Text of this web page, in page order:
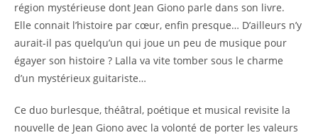
région mystérieuse dont Jean Giono parle dans son livre.
Elle connait l’histoire par cœur, enfin presque… D’ailleurs n’y
aurait-il pas quelqu’un qui joue un peu de musique pour
égayer son histoire ? Lalla va vite tomber sous le charme
d’un mystérieux guitariste…
Ce duo burlesque, théâtral, poétique et musical revisite la
nouvelle de Jean Giono avec la volonté de porter les valeurs